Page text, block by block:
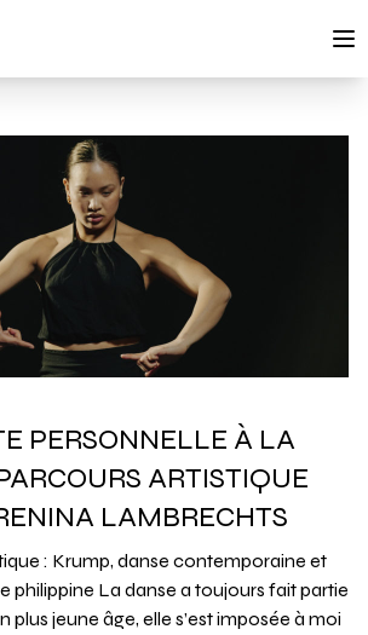
PERSONNELLE À LA
ARTISTIQUE
LAMBRECHTS
: Krump, danse contemporaine et
philippine La danse a toujours fait partie
plus jeune âge, elle s’est imposée à moi